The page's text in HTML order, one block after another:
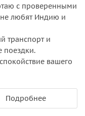
с проверенными
любят Индию и
транспорт и
поездки.
вашего
Подробнее